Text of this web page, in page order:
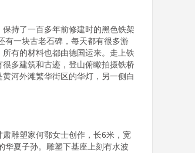
持了一百多年前修建时的黑色铁架
有一块古老石碑，每天都有很多游
有的材料也都由德国运来。走上铁
多建筑和古迹，登山俯瞰拍摄铁桥
河外滩繁华街区的华灯，另一侧白
雕塑家何鄂女士创作，长6米，宽
华夏子孙。雕塑下基座上刻有水波